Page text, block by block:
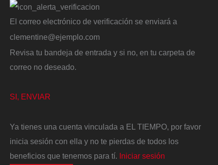
El correo electrónico de verificación se enviará a
clementine@ejemplo.com
Revisa tu bandeja de entrada y si no, en tu carpeta de
correo no deseado.
SI, ENVIAR
Ya tienes una cuenta vinculada a EL TIEMPO, por favor
inicia sesión con ella y no te pierdas de todos los
beneficios que tenemos para tí. Iniciar sesión